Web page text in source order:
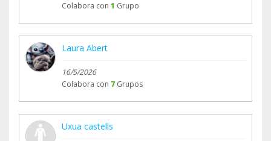
Colabora con 1 Grupo
Laura Abert
16/5/2026
Colabora con 7 Grupos
Uxua castells